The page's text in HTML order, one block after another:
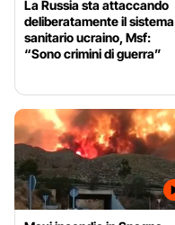
La Russia sta attaccando
deliberatamente il sistema
sanitario ucraino, Msf:
“Sono crimini di guerra”